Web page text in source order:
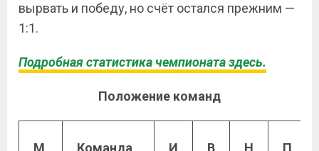
вырвать и победу, но счёт остался прежним —
1:1.
Подробная статистика чемпионата здесь.
Положение команд
М Команда И В Н П